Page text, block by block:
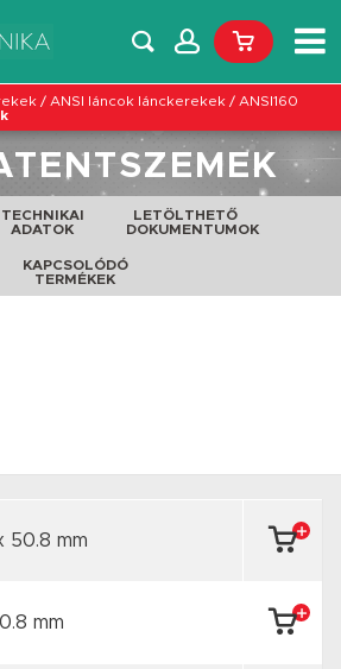
/ ANSI láncok lánckerekek / ANSI160
TECHNIKAI
ADATOK
LETÖLTHETŐ
DOKUMENTUMOK
KAPCSOLÓDÓ
TERMÉKEK
50.8 mm
mm